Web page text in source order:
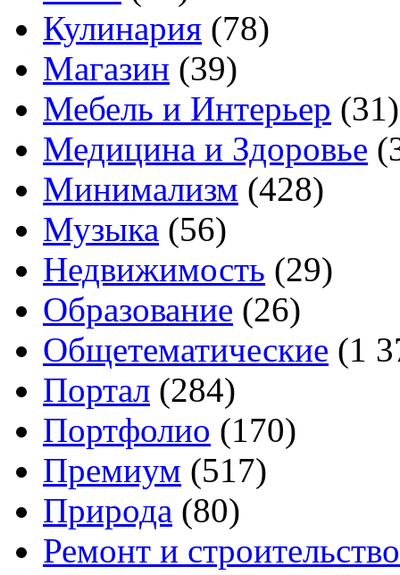
Кулинария (78)
Магазин (39)
Мебель и Интерьер (31)
Медицина и Здоровье
Минимализм (428)
Музыка (56)
Недвижимость (29)
Образование (26)
Общетематические (1
Портал (284)
Портфолио (170)
Премиум (517)
Природа (80)
Ремонт и строительство